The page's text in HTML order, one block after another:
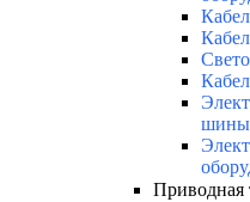
шины
Приводная